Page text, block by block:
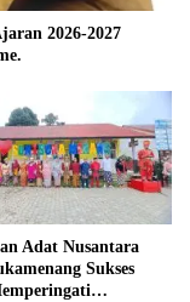
2026-2027
Adat Nusantara
Sukses